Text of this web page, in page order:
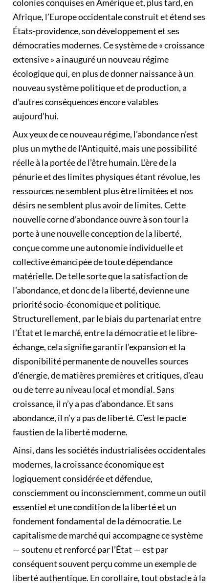
colonies conquises en Amérique et, plus tard, en
Afrique, l’Europe occidentale construit et étend ses
États-providence, son développement et ses
démocraties modernes. Ce système de « croissance
extensive » a inauguré un nouveau régime
écologique qui, en plus de donner naissance à un
nouveau système politique et de production, a
d’autres conséquences encore valables
aujourd’hui.
Aux yeux de ce nouveau régime, l’abondance n’est
plus un mythe de l’Antiquité, mais une possibilité
réelle à la portée de l’être humain. L’ère de la
pénurie et des limites physiques étant révolue, les
ressources ne semblent plus être limitées et nos
désirs ne semblent plus avoir de limites. Cette
nouvelle corne d’abondance ouvre à son tour la
porte à une nouvelle conception de la liberté,
conçue comme une autonomie individuelle et
collective émancipée de toute dépendance
matérielle. De telle sorte que la satisfaction de
l’abondance, et donc de la liberté, devienne une
priorité socio-économique et politique.
Structurellement, par le biais du partenariat entre
l’État et le marché, entre la démocratie et le libre-
échange, cela signifie garantir l’expansion et la
disponibilité permanente de nouvelles sources
d’énergie, de matières premières et critiques, d’eau
ou de terre au niveau local et mondial. Sans
croissance, il n’y a pas d’abondance. Et sans
abondance, il n’y a pas de liberté. C’est le pacte
faustien de la liberté moderne.
Ainsi, dans les sociétés industrialisées occidentales
modernes, la croissance économique est
logiquement considérée et défendue,
consciemment ou inconsciemment, comme un outil
essentiel et une condition de la liberté et un
fondement fondamental de la démocratie. Le
capitalisme de marché qui accompagne ce système
— soutenu et renforcé par l’État — est par
conséquent souvent perçu comme un exemple de
liberté authentique. En corollaire, tout obstacle à la